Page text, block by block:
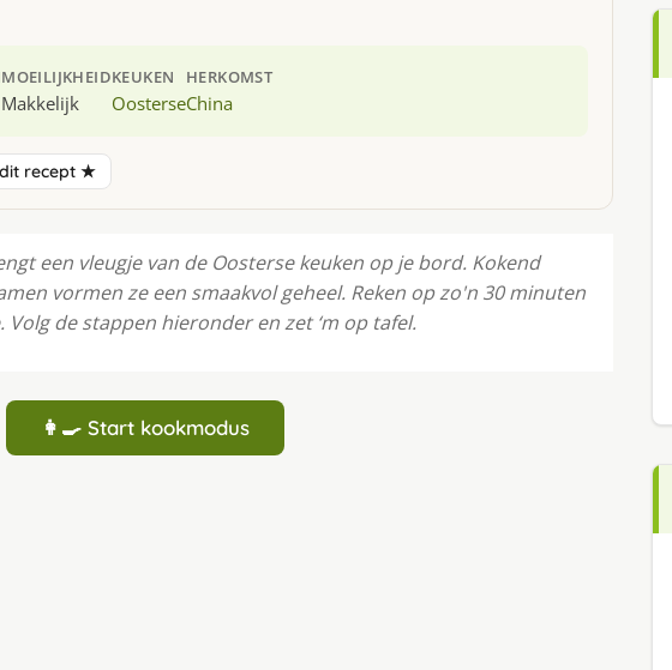
MOEILIJKHEID
Makkelijk
KEUKEN
Oosterse
HERKOMST
China
recept ★
een vleugje van de Oosterse keuken op je bord. Kokend
vormen ze een smaakvol geheel. Reken op zo'n 30 minuten
de stappen hieronder en zet ‘m op tafel.
👩‍🍳 Start kookmodus